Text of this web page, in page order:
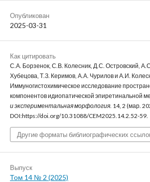
Опубликован
2025-03-31
Как цитировать
С.А. Борзенок, С.В. Колесник, Д.С. Островский,
Хубецова, Т.З. Керимов, А.А. Чурилов и А.И.
Иммуногистохимическое исследование
компонентов идиопатической эпиретинальной
и экспериментальная морфология . 14, 2 (мар.
DOI:https://doi.org/10.31088/CEM2025.14.2.52-59.
Другие форматы библиографических
Выпуск
Том 14 № 2 (2025)